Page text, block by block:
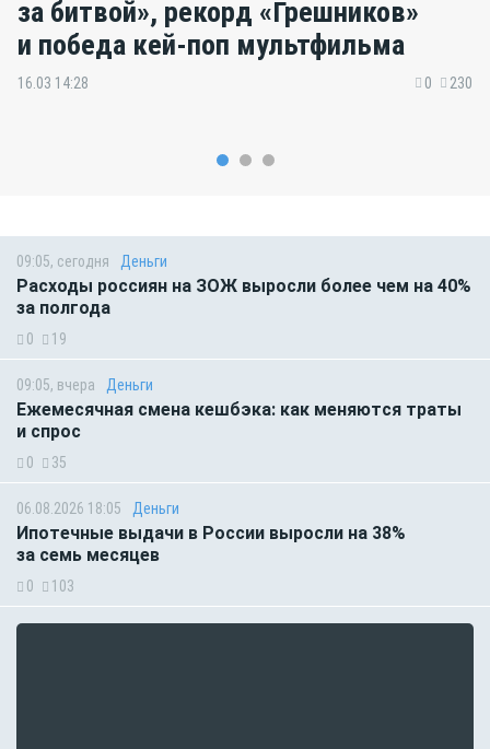
за битвой», рекорд «Грешников»
и победа кей-поп мультфильма
16.03 14:28 0 230
09:05, сегодня Деньги
Расходы россиян на ЗОЖ выросли более чем на 40%
за полгода
0 19
09:05, вчера Деньги
Ежемесячная смена кешбэка: как меняются траты
и спрос
0 35
06.08.2026 18:05 Деньги
Ипотечные выдачи в России выросли на 38%
за семь месяцев
0 103